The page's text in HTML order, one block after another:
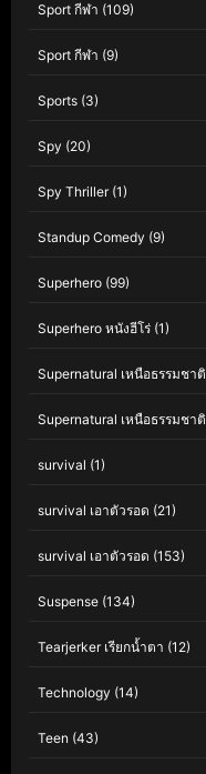
Sport กีฬา (109)
Sport กีฬา (9)
Sports (3)
Spy (20)
Spy Thriller(1)
Standup Comedy (9)
Superhero (99)
Superhero หนังฮีโร่ (1)
Supernatural เหนือธรรมชาติ
Supernatural เหนือธรรมชาติ
survival (1)
survival เอาตัวรอด (21)
survival เอาตัวรอด (153)
Suspense (134)
Tearjerker เรียกน้ำตา (12)
Technology (14)
Teen (43)